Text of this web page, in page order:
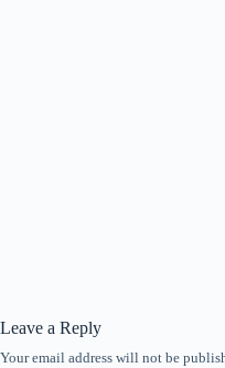
Leave a Reply
Your email address will not be